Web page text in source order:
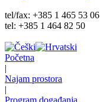
tel/fax: +385 1 465 53 06
tel: +385 1 464 82 50
Početna
|
Najam prostora
|